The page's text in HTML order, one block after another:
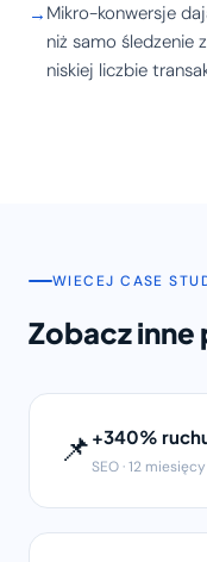
Mikro-konwersje
niż samo śledzenie
niskiej liczbie
WIECEJ CASE
Zobacz
📌 +340%
SEO · 12 miesięcy